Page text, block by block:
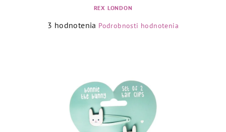
REX LONDON
Priemerné
hviezdičiek.
3 hodnotenia Podrobnosti hodnotenia